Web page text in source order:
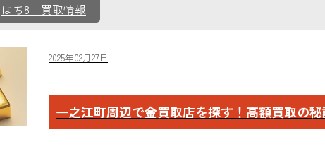
はち8 買取情報
2025年02月27日
一之江町周辺で金買取店を探す！高額買取の